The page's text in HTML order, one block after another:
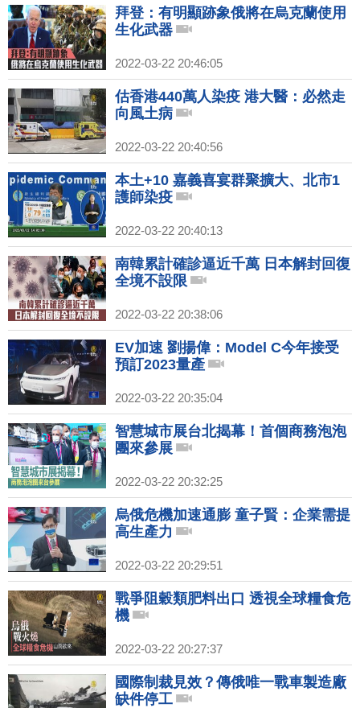
拜登：有明顯跡象俄將在烏克蘭使用
生化武器
2022-03-22 20:46:05
估香港440萬人染疫 港大醫：必然走
向風土病
2022-03-22 20:40:56
本土+10 嘉義喜宴群聚擴大、北市1
護師染疫
2022-03-22 20:40:13
南韓累計確診逼近千萬 日本解封回復
全境不設限
2022-03-22 20:38:06
EV加速 劉揚偉：Model C今年接受
預訂2023量產
2022-03-22 20:35:04
智慧城市展台北揭幕！首個商務泡泡
團來參展
2022-03-22 20:32:25
烏俄危機加速通膨 童子賢：企業需提
高生產力
2022-03-22 20:29:51
戰爭阻穀類肥料出口 透視全球糧食危
機
2022-03-22 20:27:37
國際制裁見效？傳俄唯一戰車製造廠
缺件停工